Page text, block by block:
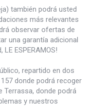
también podrá usted
más relevantes
observar ofertas de
una garantía adicional
ESPERAMOS!
repartido en dos
donde podrá recoger
Terrassa, donde podrá
y nuestros